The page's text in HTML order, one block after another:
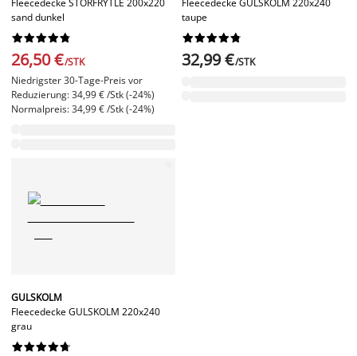
Fleecedecke STORFRYTLE 200x220
sand dunkel






26,50 €/STK
Niedrigster 30-Tage-Preis vor
Reduzierung: 34,99 € /Stk (-24%)
Normalpreis: 34,99 € /Stk (-24%)
Fleecedecke GULSKOLM 220x240
taupe






32,99 €/STK
GULSKOLM
Fleecedecke GULSKOLM 220x240
grau





